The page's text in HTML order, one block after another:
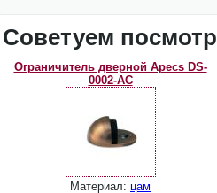
Советуем
Ограничитель дверной Apecs DS-
0002-AC
Материал: цам